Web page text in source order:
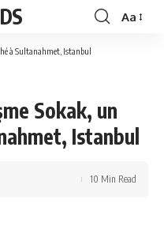
Font
Aa
à Sultanahmet, Istanbul
Sokak, un
Istanbul
10 Min Read